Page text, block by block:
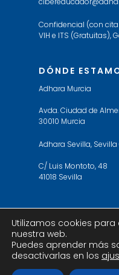
Confidencial (con
VIH e ITS (Gratuitas),
DÓNDE
Adhara Murcia
Avda. Ciudad de
30010 Murcia
Adhara Sevilla,
C/ Luis Montoto, 48
41018 Sevilla
© 2019 Adhara Sevilla.
design byericbe
Utilizamos cookies
nuestra web.
Puedes aprender más
desactivarlas en los